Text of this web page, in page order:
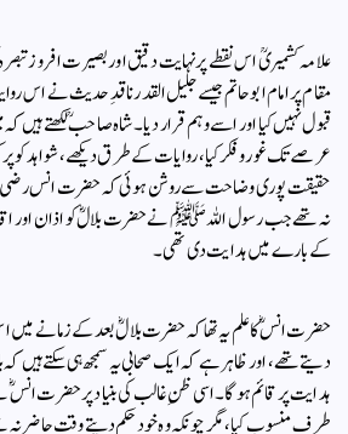
علامہ کشمیریؒ اس نقطے پر نہایت دقیق اور بصیرت افروز
مقام پر امام ابوحاتم جیسے جلیل القدر ناقدِ حدیث نے اس
قبول نہیں کیا اور اسے وہم قرار دیا۔ شاہ صاحبؒ لکھتے ہیں
عرصے تک غور و فکر کیا، روایات کے طرق دیکھے، شواہد کو
حقیقت پوری وضاحت سے روشن ہوئی کہ حضرت انس رضی
نہ تھے جب رسول اللہ ﷺ نے حضرت بلالؓ کو اذان اور
کے بارے میں ہدایت دی تھی۔
حضرت انسؓ کا علم یہ تھا کہ حضرت بلالؓ بعد کے زمانے
دیتے تھے، اور ظاہر ہے کہ ایک صحابی یہ سمجھ ہی سکتے ہیں کہ
ہدایت پر قائم ہوگا۔ اسی ظنِ غالب کی بنیاد پر حضرت
طرف منسوب کیا، مگر چونکہ وہ خود حکم دیتے وقت حاضر